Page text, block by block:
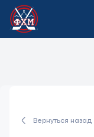
Вернуться назад